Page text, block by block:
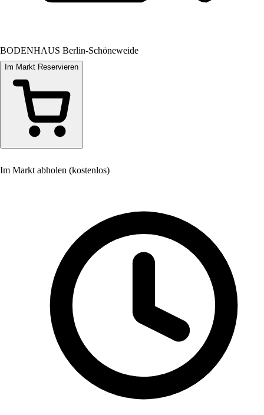
BODENHAUS Berlin-Schöneweide
Im Markt Reservieren
Im Markt abholen (kostenlos)